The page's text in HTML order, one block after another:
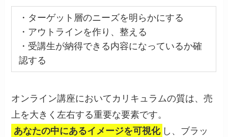
・ターゲット層のニーズを明らかにする
・アウトラインを作り、整える
・受講生が納得できる内容になっているか確
認する
オンライン講座においてカリキュラムの質は、売
上を大きく左右する重要な要素です。
あなたの中にあるイメージを可視化 し、ブラッ